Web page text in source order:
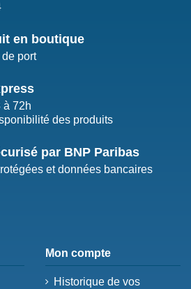
en boutique
port
à 72h
des produits
par BNP Paribas
et données bancaires
Mon compte
Historique de vos